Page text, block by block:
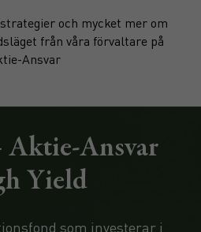
och mycket mer om
från våra förvaltare på
Ansvar
Aktie-Ansvar
Yield
som investerar i